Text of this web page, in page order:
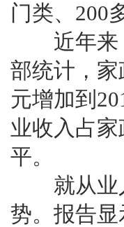
门类、200
近年来，
部统计，
元增加到
业收入占
平。
就从业人
势。报告